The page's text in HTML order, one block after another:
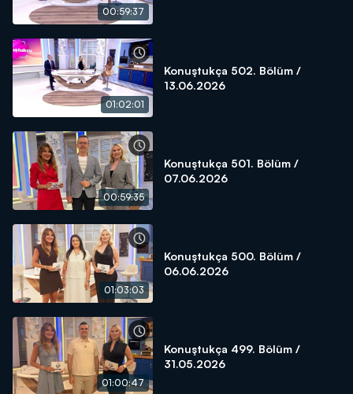
00:59:37
01:02:01
Konuştukça 502. Bölüm /
13.06.2026
00:59:35
Konuştukça 501. Bölüm /
07.06.2026
01:03:03
Konuştukça 500. Bölüm /
06.06.2026
01:00:47
Konuştukça 499. Bölüm /
31.05.2026